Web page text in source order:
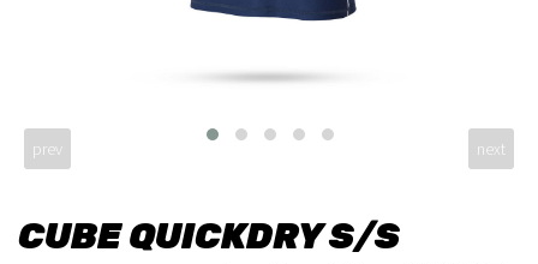
prev next
CUBE QUICKDRY S/S